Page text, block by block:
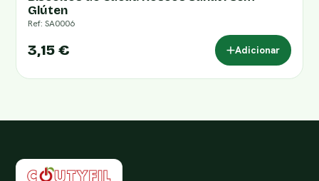
Glúten
Ref: SA0006
3,15 € Adicionar